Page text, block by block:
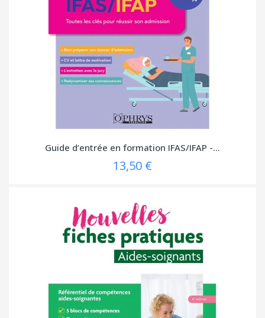
Guide d’entrée en formation IFAS/IFAP -...
13,50 €